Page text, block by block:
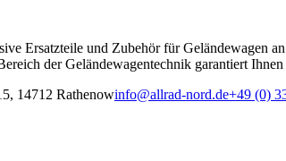
Ersatzteile und Zubehör für Geländewagen
der Geländewagentechnik garantiert
14712 Rathenowinfo@allrad-nord.de+49 (0)